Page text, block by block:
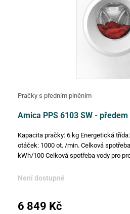
Pračky s předním plněním
Amica PPS 6103 SW -
Kapacita pračky: 6 kg Energetická
otáček: 1000 ot. /min. Celková
kWh/100 Celková spotřeba vody pro
Není dostupné
6 849 Kč